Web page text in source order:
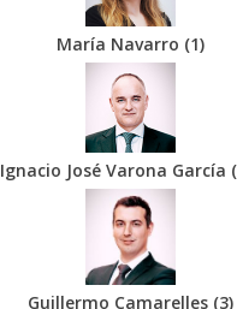
María Navarro (1)
Ignacio José Varona García (
Guillermo Camarelles (3)